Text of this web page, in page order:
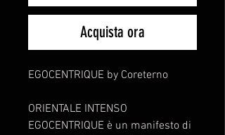
Acquista ora
EGOCENTRIQUE by Coreterno
ORIENTALE INTENSO
EGOCENTRIQUE è un manifesto di